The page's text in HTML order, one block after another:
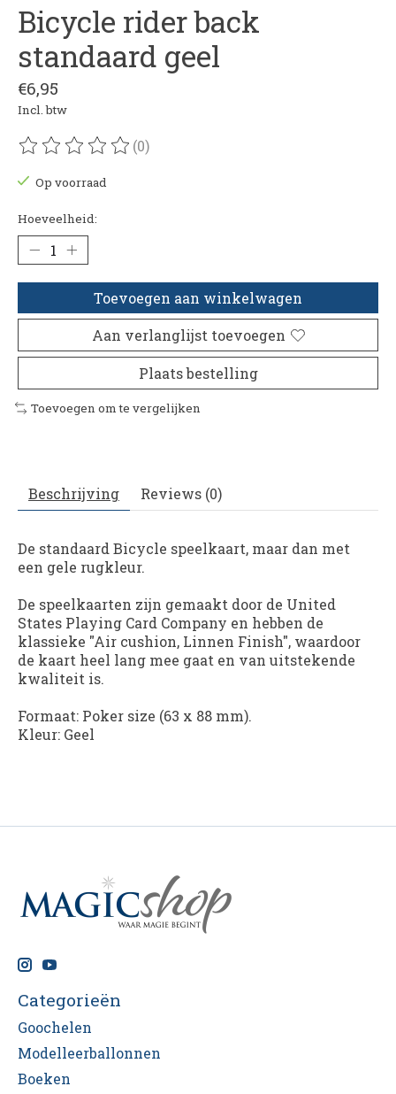
Bicycle rider back
standaard geel
€6,95
Incl. btw
De beoordeling van dit product is
(0)
Op voorraad
Hoeveelheid:
Toevoegen aan winkelwagen
Aan verlanglijst toevoegen
Plaats bestelling
Toevoegen om te vergelijken
Beschrijving Reviews (0)
De standaard Bicycle speelkaart, maar dan met
een gele rugkleur.
De speelkaarten zijn gemaakt door de United
States Playing Card Company en hebben de
klassieke "Air cushion, Linnen Finish", waardoor
de kaart heel lang mee gaat en van uitstekende
kwaliteit is.
Formaat: Poker size (63 x 88 mm).
Kleur: Geel
Categorieën
Goochelen
Modelleerballonnen
Boeken